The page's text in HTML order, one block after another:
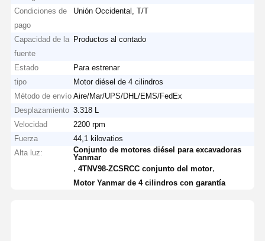
Condiciones de
pago
Unión Occidental, T/T
Capacidad de la
fuente
Productos al contado
Estado
Para estrenar
tipo
Motor diésel de 4 cilindros
Método de envío Aire/Mar/UPS/DHL/EMS/FedEx
Desplazamiento 3.318 L
Velocidad
2200 rpm
Fuerza
44,1 kilovatios
Alta luz:
Conjunto de motores diésel para excavadoras
Yanmar
,4TNV98-ZCSRCC conjunto del motor
Motor Yanmar de 4 cilindros con garantía